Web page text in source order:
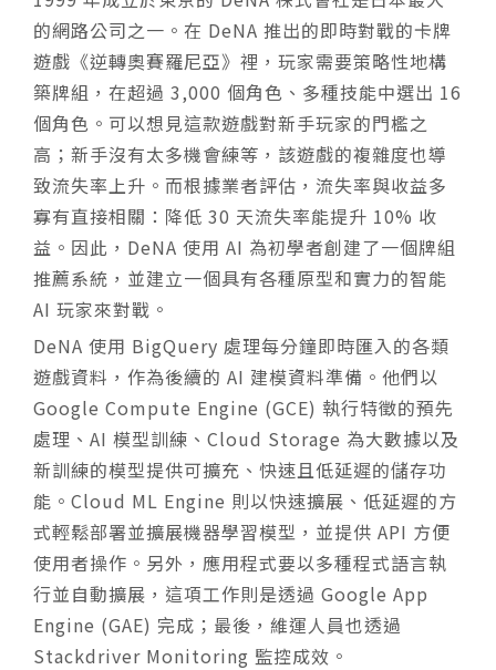
的網路公司之一。在 DeNA 推出的即時對戰的卡牌
遊戲《逆轉奧賽羅尼亞》裡，玩家需要策略性地構
築牌組，在超過 3,000 個角色、多種技能中選出 16
個角色。可以想見這款遊戲對新手玩家的門檻之
高；新手沒有太多機會練等，該遊戲的複雜度也導
致流失率上升。而根據業者評估，流失率與收益多
寡有直接相關：降低 30 天流失率能提升 10% 收
益。因此，DeNA 使用 AI 為初學者創建了一個牌組
推薦系統，並建立一個具有各種原型和實力的智能
AI 玩家來對戰。
DeNA 使用 BigQuery 處理每分鐘即時匯入的各類
遊戲資料，作為後續的 AI 建模資料準備。他們以
Google Compute Engine (GCE) 執行特徵的預先
處理、AI 模型訓練、Cloud Storage 為大數據以及
新訓練的模型提供可擴充、快速且低延遲的儲存功
能。Cloud ML Engine 則以快速擴展、低延遲的方
式輕鬆部署並擴展機器學習模型，並提供 API 方便
使用者操作。另外，應用程式要以多種程式語言執
行並自動擴展，這項工作則是透過 Google App
Engine (GAE) 完成；最後，維運人員也透過
Stackdriver Monitoring 監控成效。